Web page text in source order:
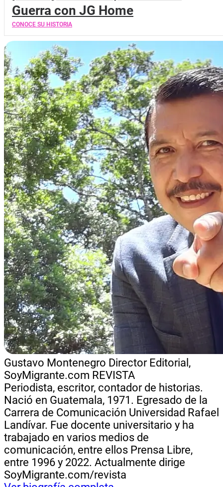
Guerra con JG Home
CONOCE SU HISTORIA
Gustavo Montenegro Director Editorial,
SoyMigrante.com REVISTA
Periodista, escritor, contador de historias.
Nació en Guatemala, 1971. Egresado de la
Carrera de Comunicación Universidad Rafael
Landívar. Fue docente universitario y ha
trabajado en varios medios de
comunicación, entre ellos Prensa Libre,
entre 1996 y 2022. Actualmente dirige
SoyMigrante.com/revista